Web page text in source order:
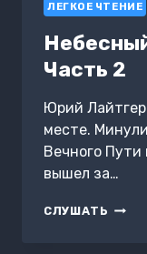
ЛЕГКОЕ ЧТЕНИЕ
Часть 2
Юрий
месте.
Вечного
вышел за…
СЛУШАТЬ